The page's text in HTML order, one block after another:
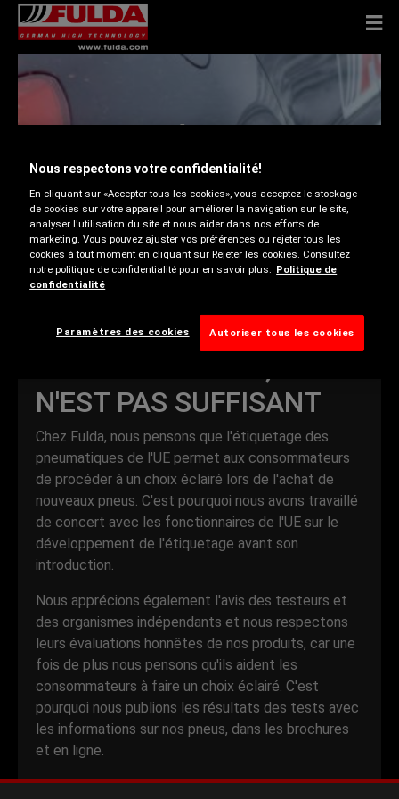
PERFORMANCE
QUALITÉ
De quoi s'agit-il ?
N'EST PAS SUFFISANT
Chez Fulda, nous pensons que l'étiquetage des
pneumatiques de l'UE permet aux consommateurs
de procéder à un choix éclairé lors de l'achat de
nouveaux pneus. C'est pourquoi nous avons travaillé
de concert avec les fonctionnaires de l'UE sur le
développement de l'étiquetage avant son
introduction.
Nous apprécions également l'avis des testeurs et
des organismes indépendants et nous respectons
leurs évaluations honnêtes de nos produits, car une
fois de plus nous pensons qu'ils aident les
consommateurs à faire un choix éclairé. C'est
pourquoi nous publions les résultats des tests avec
les informations sur nos pneus, dans les brochures
et en ligne.
Nous respectons votre confidentialité!
En cliquant sur «Accepter tous les cookies», vous acceptez le stockage
de cookies sur votre appareil pour améliorer la navigation sur le site,
analyser l'utilisation du site et nous aider dans nos efforts de
marketing. Vous pouvez ajuster vos préférences ou rejeter tous les
cookies à tout moment en cliquant sur Rejeter les cookies. Consultez
notre politique de confidentialité pour en savoir plus.
Politique de
confidentialité
Paramètres des cookies Autoriser tous les cookies